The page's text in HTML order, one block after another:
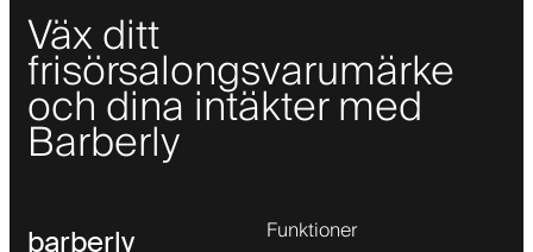
Väx ditt
frisörsalongsvarumärke
och dina intäkter med
Barberly
barberly Funktioner